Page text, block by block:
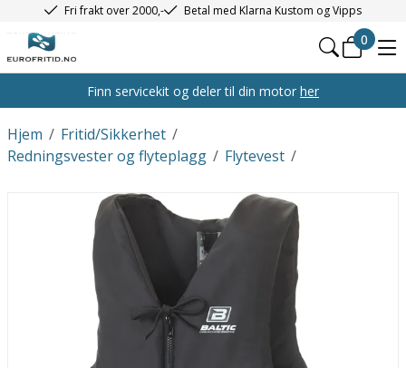
Fri frakt over 2000,- Betal med Klarna Kustom og Vipps
0
Finn servicekit og deler til din motor her
/
Hjem /
Fritid/Sikkerhet
/
Redningsvester og flyteplagg /
Flytevest